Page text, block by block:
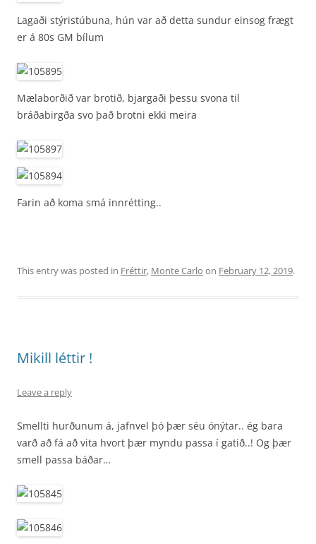
Lagaði stýristúbuna, hún var að detta sundur einsog frægt
er á 80s GM bílum
Mælaborðið var brotið, bjargaði þessu svona til
bráðabirgða svo það brotni ekki meira
Farin að koma smá innrétting..
This entry was posted in Fréttir, Monte Carlo on February 12, 2019.
Mikill léttir !
Leave a reply
Smellti hurðunum á, jafnvel þó þær séu ónýtar.. ég bara
varð að fá að vita hvort þær myndu passa í gatið..! Og þær
smell passa báðar…